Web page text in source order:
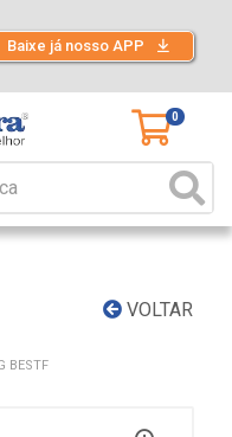
Baixe já nosso APP
0
VOLTAR
BESTF